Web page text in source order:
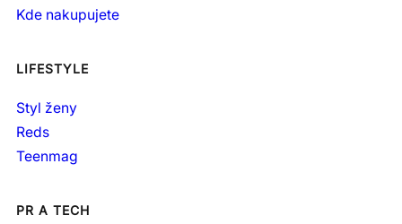
Kde nakupujete
LIFESTYLE
Styl ženy
Reds
Teenmag
PR A TECH